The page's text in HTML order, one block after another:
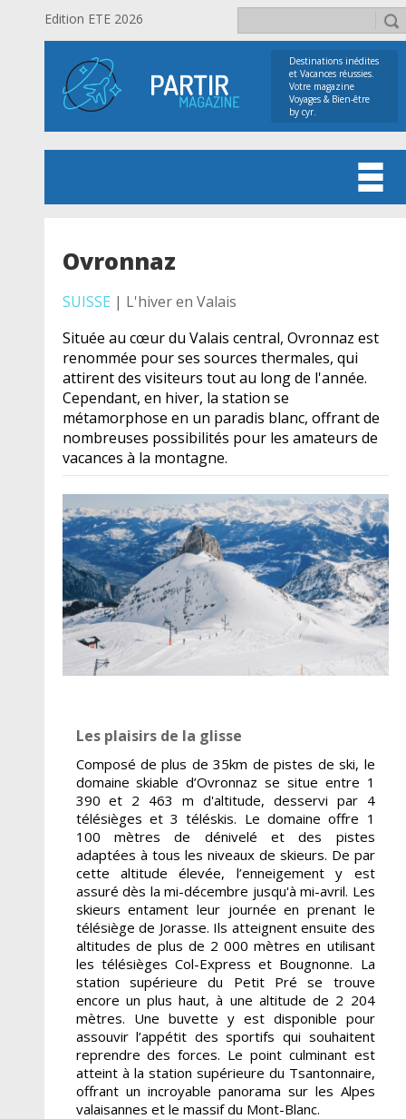
Edition ETE 2026
Destinations inédites
et Vacances réussies.
Votre magazine
Voyages & Bien-être
by cyr.
Ovronnaz
SUISSE | L'hiver en Valais
Située au cœur du Valais central, Ovronnaz est
renommée pour ses sources thermales, qui
attirent des visiteurs tout au long de l'année.
Cependant, en hiver, la station se
métamorphose en un paradis blanc, offrant de
nombreuses possibilités pour les amateurs de
vacances à la montagne.
Les plaisirs de la glisse
Composé de plus de 35km de pistes de ski, le
domaine skiable d’Ovronnaz se situe entre 1
390 et 2 463 m d'altitude, desservi par 4
télésièges et 3 téléskis. Le domaine offre 1
100 mètres de dénivelé et des pistes
adaptées à tous les niveaux de skieurs. De par
cette altitude élevée, l’enneigement y est
assuré dès la mi-décembre jusqu'à mi-avril. Les
skieurs entament leur journée en prenant le
télésiège de Jorasse. Ils atteignent ensuite des
altitudes de plus de 2 000 mètres en utilisant
les télésièges Col-Express et Bougnonne. La
station supérieure du Petit Pré se trouve
encore un plus haut, à une altitude de 2 204
mètres. Une buvette y est disponible pour
assouvir l’appétit des sportifs qui souhaitent
reprendre des forces. Le point culminant est
atteint à la station supérieure du Tsantonnaire,
offrant un incroyable panorama sur les Alpes
valaisannes et le massif du Mont-Blanc.